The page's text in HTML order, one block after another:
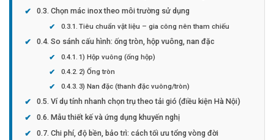
Chọn mác inox theo môi trường sử dụng
Tiêu chuẩn vật liệu – gia công nên tham chiếu
So sánh cấu hình: ống tròn, hộp vuông, nan đặc
1) Hộp vuông (ống hộp)
2) Ống tròn
3) Nan đặc (thanh đặc vuông/tròn)
Ví dụ tính nhanh chọn trụ theo tải gió (điều kiện Hà Nội)
Mẫu thiết kế và ứng dụng khuyến nghị
Chi phí, độ bền, bảo trì: cách tối ưu tổng vòng đời